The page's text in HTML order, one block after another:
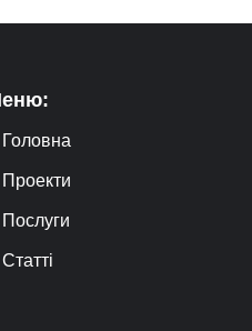
Головна
Проекти
Послуги
Статті